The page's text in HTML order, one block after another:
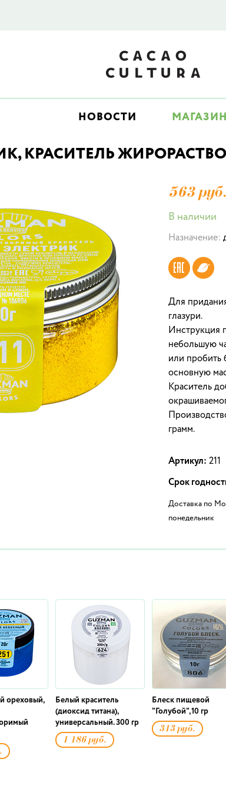
НОВОСТИ МАГАЗИН
КРАСИТЕЛЬ
563
В наличии
Назначение:
Для
глазури.
Инструкция
небольшую
или пробить
основную
Краситель
грамм.
Артикул: 211
Срок
Доставка по
понедельник
ореховый,
Белый краситель
(диоксид титана),
универсальный. 300 гр
1 186 руб.
Блеск пищевой
"Голубой",10 гр
313 руб.